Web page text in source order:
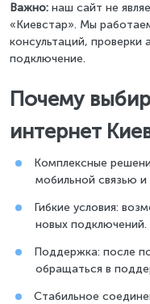
Важно: наш сайт не
«Киевстар». Мы
консультаций, проверки
подключение.
Почему
интернет
Комплексные
мобильной связью и
Гибкие условия:
новых подключений.
Поддержка: после
обращаться в
Стабильное